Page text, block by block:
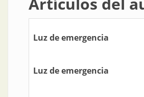
Luz de emergencia
Luz de emergencia